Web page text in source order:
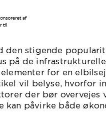
den stigende
på de
for en
vil belyse, hvorfor
der bør overvejes
kan påvirke både